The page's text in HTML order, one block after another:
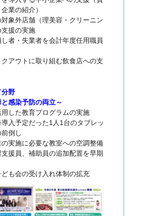
業の紹介）
象外店舗（理美容・クリーニン
援の実施
者・失業者を会計年度任用職員
アウトに取り組む飲食店への支
分野
感染予防の両立～
した教育プログラムの実施
入予定だった1人1台のタブレッ
前倒し
実施に必要な教室への空調整備
援員、補助員の追加配置を早期
も会の受け入れ体制の拡充